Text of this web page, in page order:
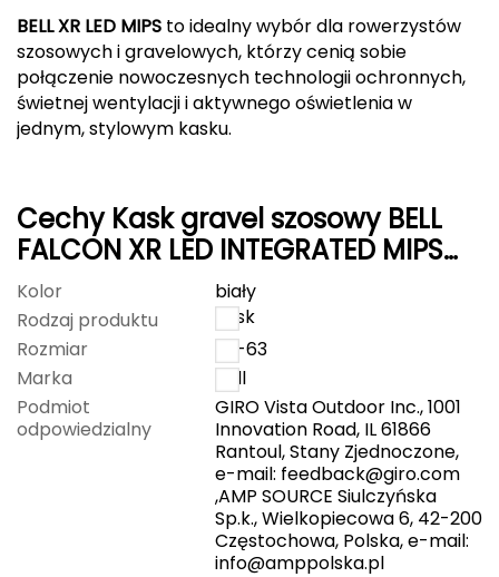
Grand Trunk
Granger's
Gregory
Gumbies
H
HAGLÖFS
HMS
HMS PREMIUM
BELL XR LED MIPS to idealny wybór dla rowerzystów
szosowych i gravelowych, którzy cenią sobie
połączenie nowoczesnych technologii ochronnych,
świetnej wentylacji i aktywnego oświetlenia w
jednym, stylowym kasku.
Cechy Kask gravel szosowy BELL
FALCON XR LED INTEGRATED MIPS
matte niebieski gray
Kolor
biały
Rodzaj produktu
kask
Rozmiar
59-63
Marka
Bell
Podmiot
odpowiedzialny
GIRO Vista Outdoor Inc., 1001
Innovation Road, IL 61866
Rantoul, Stany Zjednoczone,
e-mail: feedback@giro.com
,AMP SOURCE Siulczyńska
Sp.k., Wielkopiecowa 6, 42-200
Częstochowa, Polska, e-mail:
info@amppolska.pl